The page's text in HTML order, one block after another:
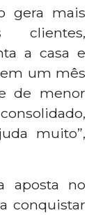
gera mais
clientes,
a casa e
um mês
de menor
muito”,
aposta no
conquistar